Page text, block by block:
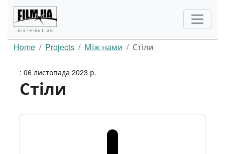
Home Projects Між нами Стіли
: 06 листопада 2023 р.
Стіли